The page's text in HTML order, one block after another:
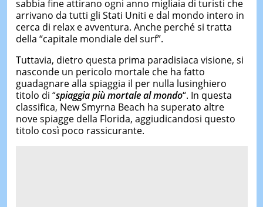
sabbia fine attirano ogni anno migliaia di turisti che
arrivano da tutti gli Stati Uniti e dal mondo intero in
cerca di relax e avventura. Anche perché si tratta
della “capitale mondiale del surf”.
Tuttavia, dietro questa prima paradisiaca visione, si
nasconde un pericolo mortale che ha fatto
guadagnare alla spiaggia il per nulla lusinghiero
titolo di “spiaggia più mortale al mondo“. In questa
classifica, New Smyrna Beach ha superato altre
nove spiagge della Florida, aggiudicandosi questo
titolo così poco rassicurante.